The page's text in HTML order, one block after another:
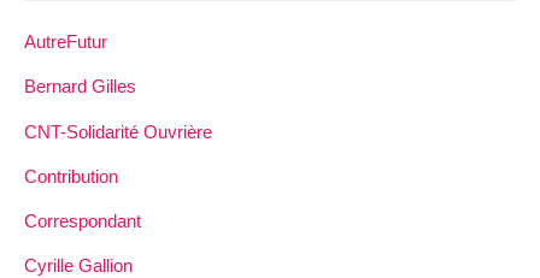
AutreFutur
Bernard Gilles
CNT-Solidarité Ouvrière
Contribution
Correspondant
Cyrille Gallion